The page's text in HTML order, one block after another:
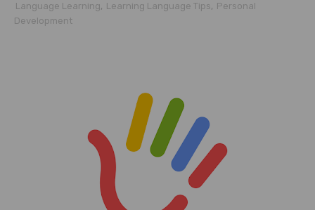
Language Learning, Learning Language Tips, Personal
Development